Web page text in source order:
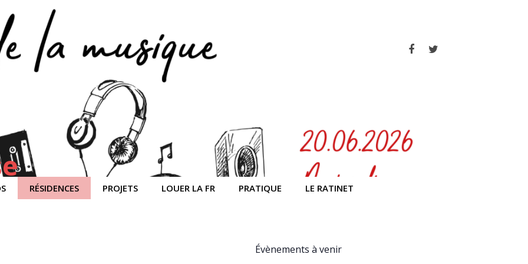
Facebook
RÉSIDENCES PROJETS LOUER LA FR PRATIQUE LE RATINET
Évènements à venir